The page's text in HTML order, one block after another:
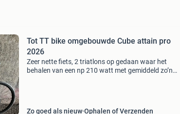
Tot TT bike omgebouwde Cube attain pro
2026
Zeer nette fiets, 2 triatlons op gedaan waar het
behalen van een np 210 watt met gemiddeld zo’n
Zo goed als nieuw Ophalen of Verzenden